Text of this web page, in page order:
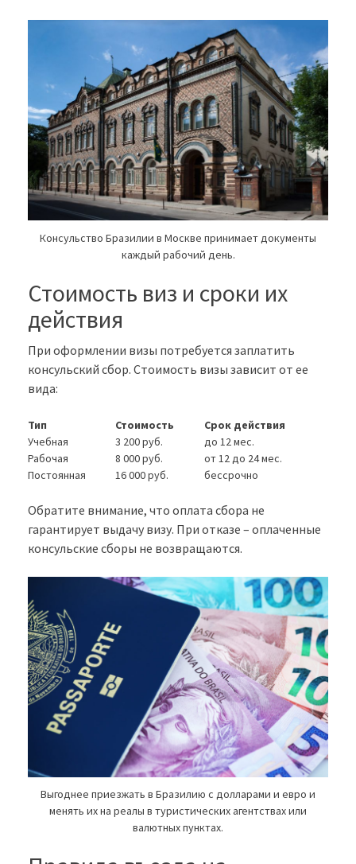
Консульство Бразилии в Москве принимает документы
каждый рабочий день.
Стоимость виз и сроки их
действия
При оформлении визы потребуется заплатить
консульский сбор. Стоимость визы зависит от ее
вида:
Тип Стоимость
Срок действия
Учебная
3 200 руб.
до 12 мес.
Рабочая
8 000 руб.
от 12 до 24 мес.
Постоянная
16 000 руб. бессрочно
Обратите внимание, что оплата сбора не
гарантирует выдачу визу. При отказе – оплаченные
консульские сборы не возвращаются.
Выгоднее приезжать в Бразилию с долларами и евро и
менять их на реалы в туристических агентствах или
валютных пунктах.